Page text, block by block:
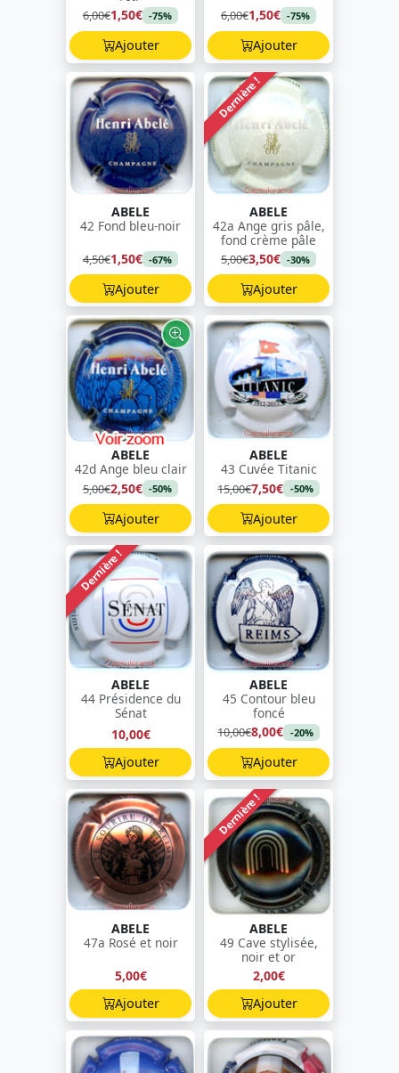
6,00€1,50€ -75%
Ajouter
6,00€1,50€ -75%
Ajouter
ABELE
42 Fond bleu-noir
4,50€1,50€ -67%
Ajouter
Dernière !
ABELE
42a Ange gris pâle,
fond crème pâle
5,00€3,50€ -30%
Ajouter
ABELE
42d Ange bleu clair
5,00€2,50€ -50%
Ajouter
ABELE
43 Cuvée Titanic
15,00€7,50€ -50%
Ajouter
Dernière !
ABELE
44 Présidence du
Sénat
10,00€
Ajouter
ABELE
45 Contour bleu
foncé
10,00€8,00€ -20%
Ajouter
ABELE
47a Rosé et noir
5,00€
Ajouter
Dernière !
ABELE
49 Cave stylisée,
noir et or
2,00€
Ajouter